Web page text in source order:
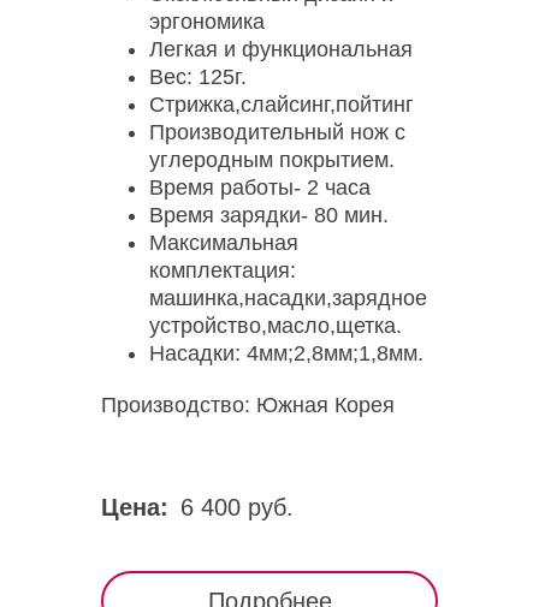
эргономика
Легкая и функциональная
Вес: 125г.
Стрижка,слайсинг,пойтинг
Производительный нож с
углеродным покрытием.
Время работы- 2 часа
Время зарядки- 80 мин.
Максимальная
комплектация:
машинка,насадки,зарядное
устройство,масло,щетка.
Насадки: 4мм;2,8мм;1,8мм.
Производство: Южная Корея
Цена: 6 400 руб.
Подробнее